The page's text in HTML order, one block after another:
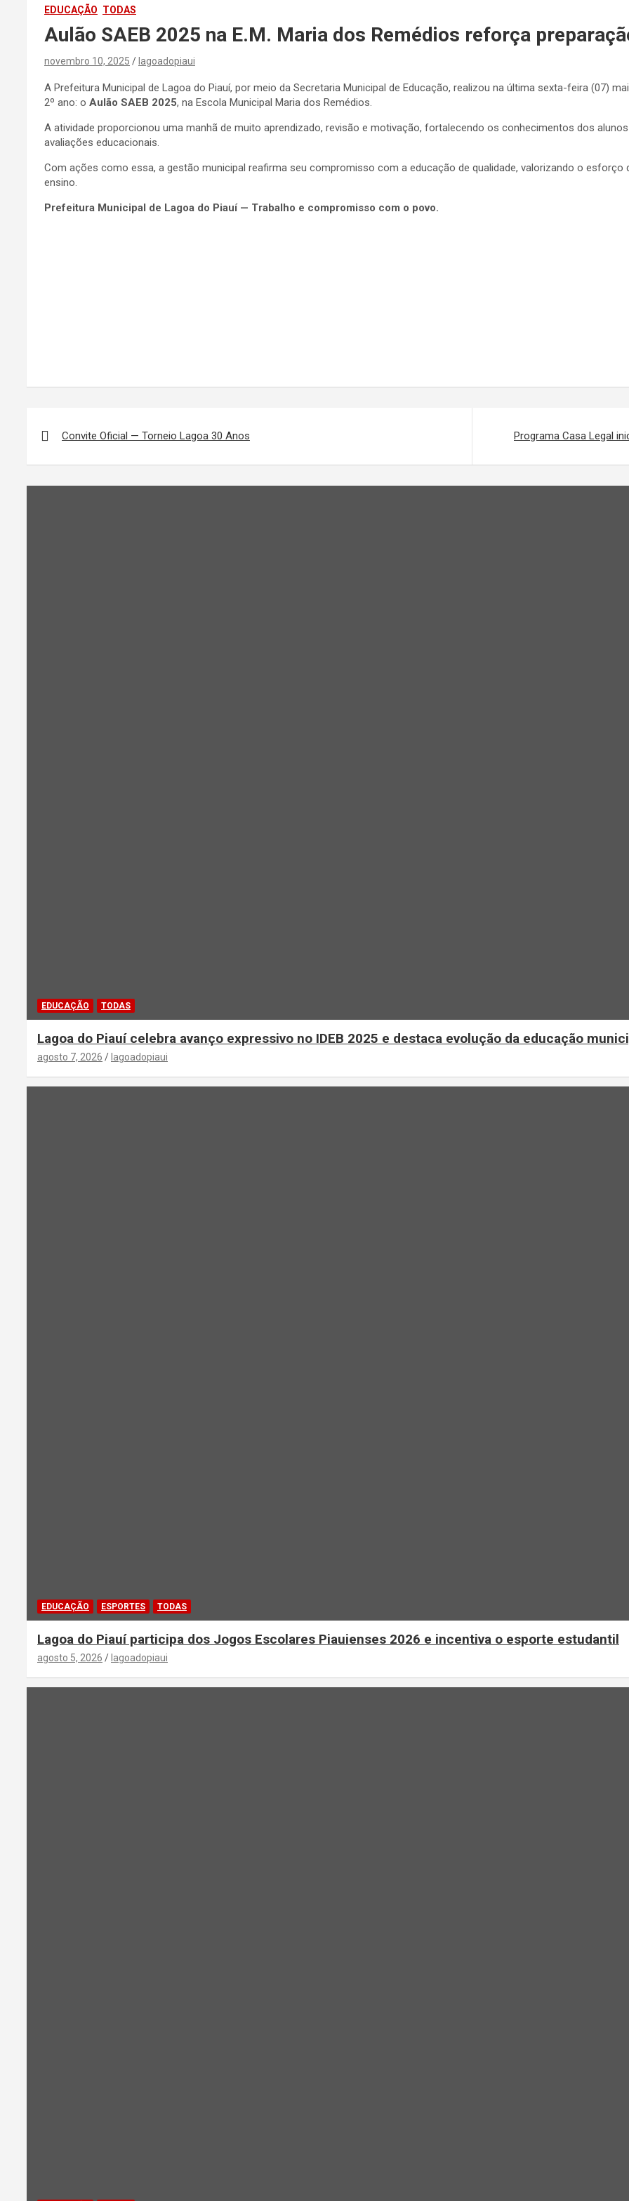
EDUCAÇÃO TODAS
Aulão SAEB 2025 na E.M. Maria dos Remédios reforça
novembro 10, 2025 lagoadopiaui
A Prefeitura Municipal de Lagoa do Piauí, por meio da Secretaria Municipal de Educação, realizou na última sexta-feira (07)
2º ano: o Aulão SAEB 2025, na Escola Municipal Maria dos Remédios.
A atividade proporcionou uma manhã de muito aprendizado, revisão e motivação, fortalecendo os conhecimentos dos
avaliações educacionais.
Com ações como essa, a gestão municipal reafirma seu compromisso com a educação de qualidade, valorizando o
ensino.
Prefeitura Municipal de Lagoa do Piauí — Trabalho e compromisso com o povo.
de
Convite Oficial — Torneio Lagoa 30 Anos Programa Casa Legal
EDUCAÇÃO TODAS
Lagoa do Piauí celebra avanço expressivo no IDEB 2025 e destaca evolução da educação
agosto 7, 2026 lagoadopiaui
EDUCAÇÃO ESPORTES TODAS
Lagoa do Piauí participa dos Jogos Escolares Piauienses 2026 e incentiva o esporte estudantil
agosto 5, 2026 lagoadopiaui